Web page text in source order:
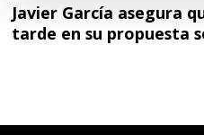
Javier García asegura
tarde en su propuesta